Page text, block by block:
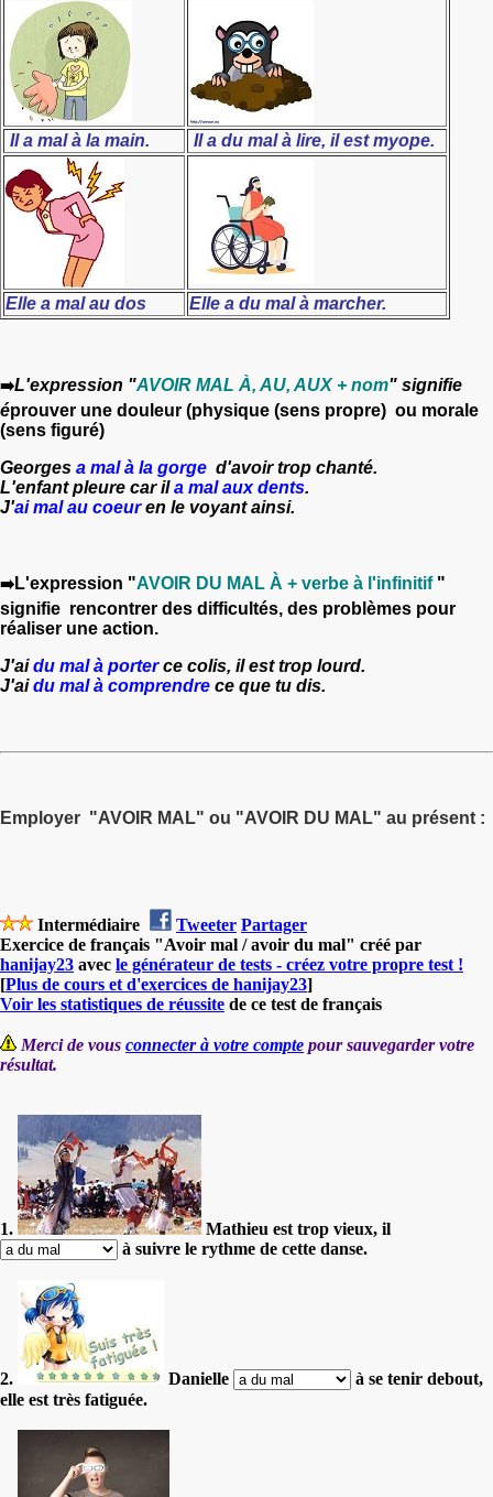
Il a mal à la main. Il a du mal à lire, il est myope.
Elle a mal au dos Elle a du mal à marcher.
➡️L'expression "AVOIR MAL À, AU, AUX + nom" signifie
éprouver une douleur (physique (sens propre) ou morale
(sens figuré)
Georges a mal à la gorge d'avoir trop chanté.
L'enfant pleure carila mal aux dents.
J'ai mal au coeuren le voyant ainsi.
➡️L'expression "AVOIR DU MAL À + verbe à l'infinitif "
signifie rencontrer des difficultés, des problèmes pour
réaliser une action.
J'aidu mal à porterce colis, il est trop lourd.
J'aidu mal à comprendre ce que tu dis.
Employer "AVOIR MAL" ou "AVOIR DU MAL" au présent :
Intermédiaire Tweeter Partager
Exercice de français "Avoir mal / avoir du mal" créé par
hanijay23 avec le générateur de tests - créez votre propre test !
[Plus de cours et d'exercices de hanijay23]
Voir les statistiques de réussite de ce test de français
Merci de vous connecter à votre compte pour sauvegarder votre
résultat.
1.
Mathieu est trop vieux, il
à suivre le rythme de cette danse.
2. Danielle
à se tenir debout,
elle est très fatiguée.